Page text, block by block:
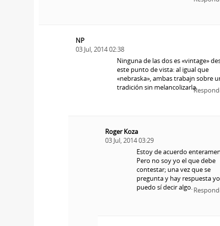
NP
03 Jul, 2014 02:38
Ninguna de las dos es «vintage»
este punto de vista: al igual que
«nebraska», ambas trabajn sobre
tradición sin melancolizarla.
Roger Koza
03 Jul, 2014 03:29
Estoy de acuerdo
Pero no soy yo el que debe
contestar; una vez que se
pregunta y hay respuesta yo
puedo sí decir algo.